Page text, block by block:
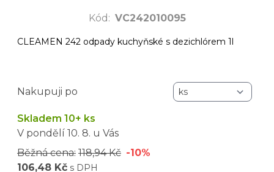
Kód : VC242010095
CLEAMEN 242 odpady kuchyňské s dezichlórem 1l
Nakupuji po
Skladem 10+ ks
V pondělí 10. 8. u Vás
Běžná cena: 118,94 Kč -10%
106,48 Kč s DPH